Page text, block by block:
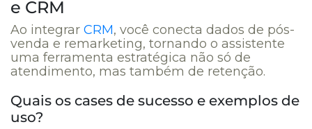
e CRM
Ao integrar CRM, você conecta dados de pós-
venda e remarketing, tornando o assistente
uma ferramenta estratégica não só de
atendimento, mas também de retenção.
Quais os cases de sucesso e exemplos de
uso?